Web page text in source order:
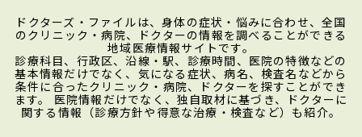
ドクターズ・ファイルは、身体の症状・悩みに合わせ、全国
のクリニック・病院、ドクターの情報を調べることができる
地域医療情報サイトです。
診療科目、行政区、沿線・駅、診療時間、医院の特徴などの
基本情報だけでなく、気になる症状、病名、検査名などから
条件に合ったクリニック・病院、ドクターを探すことができ
ます。 医院情報だけでなく、独自取材に基づき、ドクターに
関する情報（診療方針や得意な治療・検査など）も紹介。